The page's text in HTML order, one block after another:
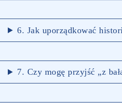
6. Jak uporządkować
7. Czy mogę przyjść „z